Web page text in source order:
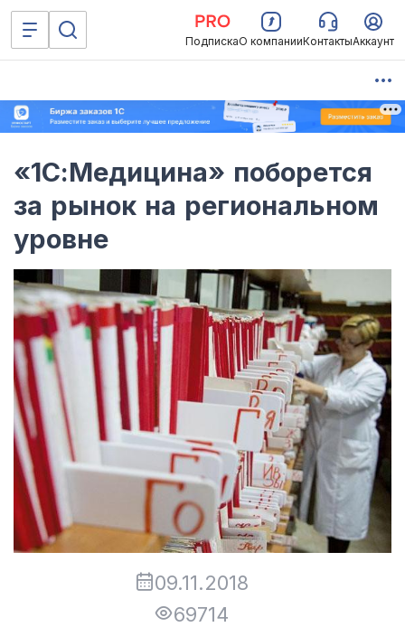
ПодпискаО компанииКонтактыАккаунт
«1С:Медицина» поборется
за рынок на региональном
уровне
09.11.2018
69714